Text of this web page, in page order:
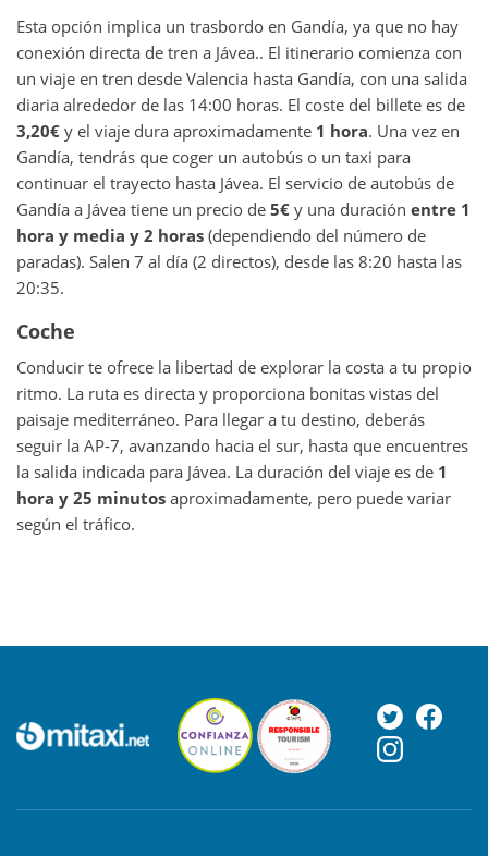
Esta opción implica un trasbordo en Gandía, ya que no hay
conexión directa de tren a Jávea.. El itinerario comienza con
un viaje en tren desde Valencia hasta Gandía, con una salida
diaria alrededor de las 14:00 horas. El coste del billete es de
3,20€ y el viaje dura aproximadamente 1 hora. Una vez en
Gandía, tendrás que coger un autobús o un taxi para
continuar el trayecto hasta Jávea. El servicio de autobús de
Gandía a Jávea tiene un precio de 5€ y una duración entre 1
hora y media y 2 horas (dependiendo del número de
paradas). Salen 7 al día (2 directos), desde las 8:20 hasta las
20:35.
Coche
Conducir te ofrece la libertad de explorar la costa a tu propio
ritmo. La ruta es directa y proporciona bonitas vistas del
paisaje mediterráneo. Para llegar a tu destino, deberás
seguir la AP-7, avanzando hacia el sur, hasta que encuentres
la salida indicada para Jávea. La duración del viaje es de 1
hora y 25 minutos aproximadamente, pero puede variar
según el tráfico.